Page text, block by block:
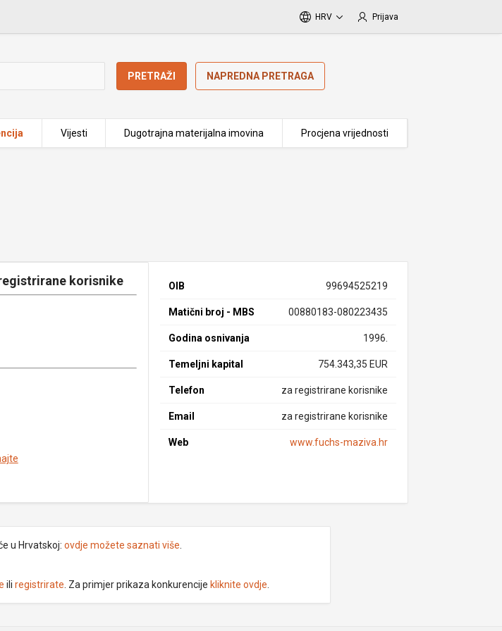
HRV Prijava
PRETRAŽI NAPREDNA PRETRAGA
Vijesti Dugotrajna materijalna imovina Procjena vrijednosti
korisnike OIB 99694525219
Matični broj - MBS 00880183-080223435
Godina osnivanja 1996.
Temeljni kapital 754.343,35 EUR
Telefon za registrirane korisnike
Email za registrirane korisnike
Web www.fuchs-maziva.hr
u Hrvatskoj: ovdje možete saznati više
ili registrirate . Za primjer prikaza konkurencije kliknite ovdje